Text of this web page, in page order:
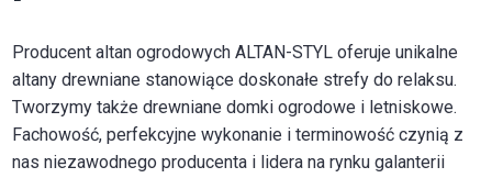
Producent altan ogrodowych ALTAN-STYL oferuje unikalne
altany drewniane stanowiące doskonałe strefy do relaksu.
Tworzymy także drewniane domki ogrodowe i letniskowe.
Fachowość, perfekcyjne wykonanie i terminowość czynią z
nas niezawodnego producenta i lidera na rynku galanterii